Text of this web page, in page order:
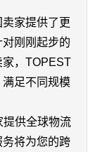
家提供了更
刚刚起步的
，TOPEST
足不同规模
供全球物流
将为您的跨